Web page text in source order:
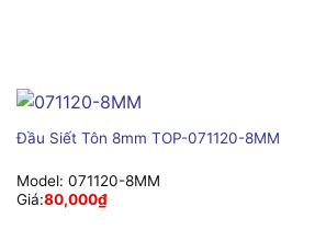
Đầu Siết Tôn 8mm TOP-071120-8MM
Model: 071120-8MM
Giá:80,000₫